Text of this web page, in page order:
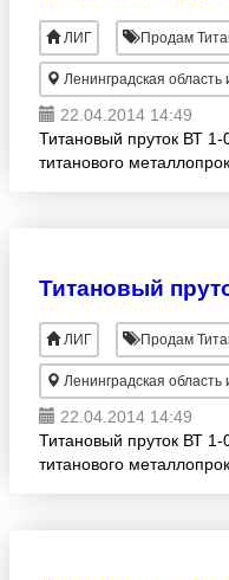
ЛИГ Продам
Ленинградская область и
22.04.2014 14:49
Титановый пруток ВТ
титанового
Титановый
ЛИГ Продам
Ленинградская область и
22.04.2014 14:49
Титановый пруток ВТ
титанового